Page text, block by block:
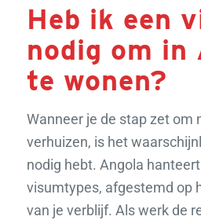
Heb ik een
nodig om in
te wonen?
Wanneer je de stap zet om
verhuizen, is het
nodig hebt. Angola
visumtypes, afgestemd op
van je verblijf. Als werk de